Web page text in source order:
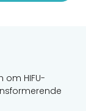
HIFU-